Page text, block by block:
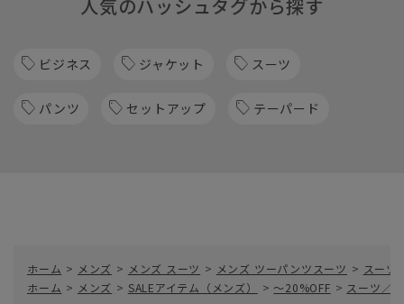
人気のハッシュタグから探す
ビジネス ジャケット スーツ
パンツ セットアップ テーパード
ホーム > メンズ > メンズ スーツ > メンズ ツーパンツスーツ > スーツ
ホーム > メンズ > SALEアイテム（メンズ） > ～20%OFF > スーツ／